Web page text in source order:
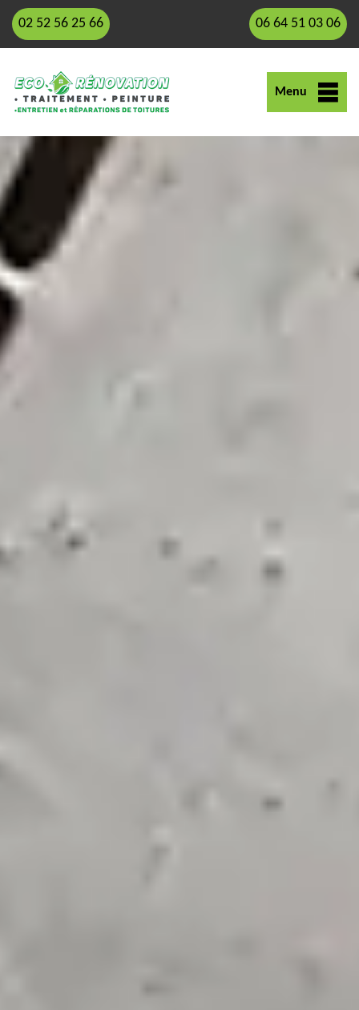
02 52 56 25 66 06 64 51 03 06
Menu